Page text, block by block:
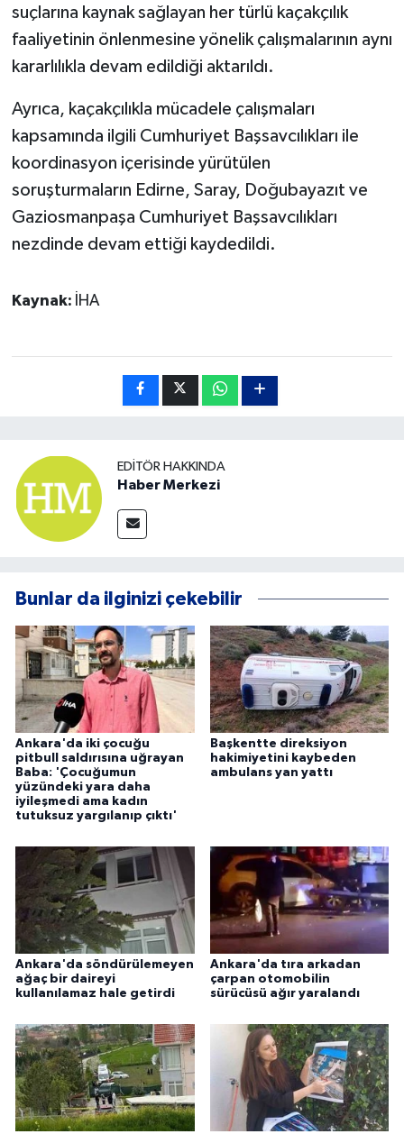
suçlarına kaynak sağlayan her türlü kaçakçılık
faaliyetinin önlenmesine yönelik çalışmalarının aynı
kararlılıkla devam edildiği aktarıldı.
Ayrıca, kaçakçılıkla mücadele çalışmaları
kapsamında ilgili Cumhuriyet Başsavcılıkları ile
koordinasyon içerisinde yürütülen
soruşturmaların Edirne, Saray, Doğubayazıt ve
Gaziosmanpaşa Cumhuriyet Başsavcılıkları
nezdinde devam ettiği kaydedildi.
Kaynak: İHA
EDITÖR HAKKINDA
Haber Merkezi
Bunlar da ilginizi çekebilir
Ankara'da iki çocuğu
pitbull saldırısına uğrayan
Baba: 'Çocuğumun
yüzündeki yara daha
iyileşmedi ama kadın
tutuksuz yargılanıp çıktı'
Başkentte direksiyon
hakimiyetini kaybeden
ambulans yan yattı
Ankara'da söndürülemeyen
ağaç bir daireyi
kullanılamaz hale getirdi
Ankara'da tıra arkadan
çarpan otomobilin
sürücüsü ağır yaralandı